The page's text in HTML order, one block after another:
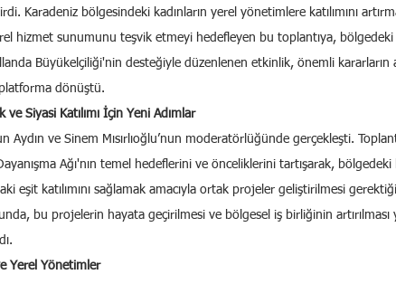
Karadeniz bölgesindeki kadınların yerel yönetimlere katılımını
hizmet sunumunu teşvik etmeyi hedefleyen bu toplantıya, bölgedeki
Büyükelçiliği'nin desteğiyle düzenlenen etkinlik, önemli kararların
dönüştü.
ve Siyasi Katılımı İçin Yeni Adımlar
Aydın ve Sinem Mısırlıoğlu’nun moderatörlüğünde gerçekleşti.
Ağı'nın temel hedeflerini ve önceliklerini tartışarak, bölgedeki
eşit katılımını sağlamak amacıyla ortak projeler geliştirilmesi
bu projelerin hayata geçirilmesi ve bölgesel iş birliğinin
Yerel Yönetimler